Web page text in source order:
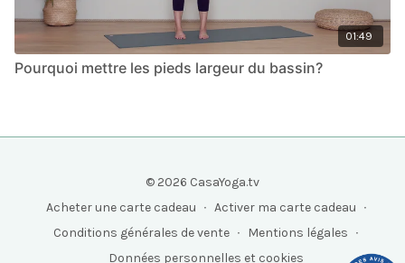
01:49
Pourquoi mettre les pieds largeur du bassin?
© 2026 CasaYoga.tv
Acheter une carte cadeau ∙ Activer ma carte cadeau ∙
Conditions générales de vente ∙ Mentions légales ∙
Données personnelles et cookies